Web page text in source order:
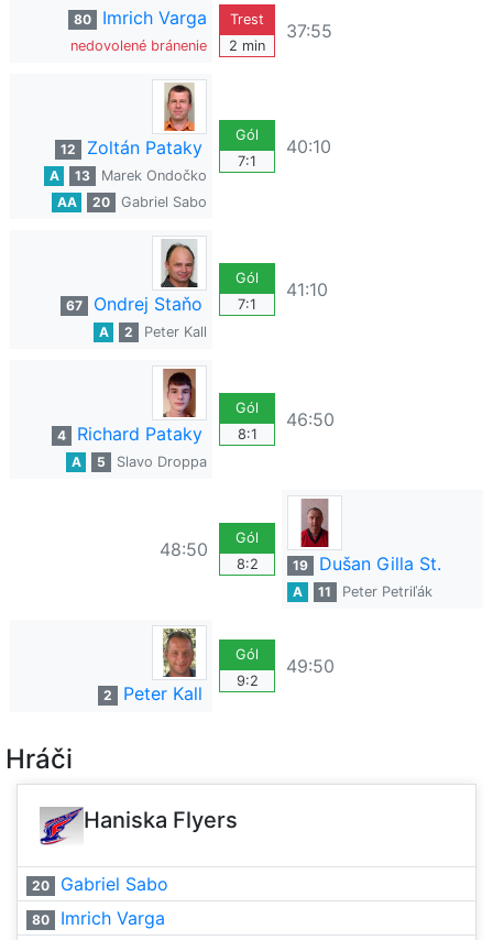
80 Imrich Varga
nedovolené bránenie
Trest
2 min
37:55
12 Zoltán Pataky
A 13
Marek Ondočko
AA
20 Gabriel Sabo
Gól
7:1
40:10
67 Ondrej Staňo
A 2 Peter Kall
Gól
7:1
41:10
4 Richard Pataky
A 5 Slavo Droppa
Gól
8:1
46:50
48:50
Gól
8:2
19 Dušan Gilla St.
A 11 Peter Petriľák
2 Peter Kall
Gól
9:2
49:50
Hráči
Haniska Flyers
20 Gabriel Sabo
80 Imrich Varga